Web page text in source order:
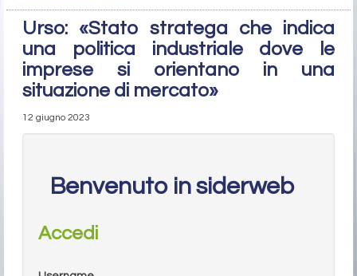
Urso: «Stato stratega che indica
una politica industriale dove le
imprese si orientano in una
situazione di mercato»
12 giugno 2023
Benvenuto in siderweb
Accedi